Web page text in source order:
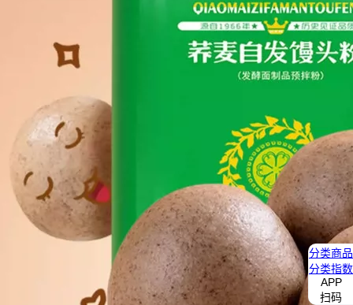
分类商品
分类指数
APP
扫码